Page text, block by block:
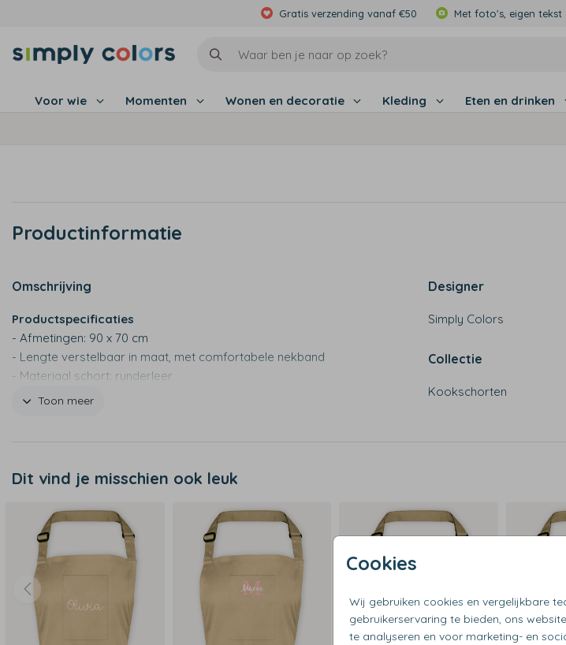
Gratis verzending vanaf €50 Met foto's, eigen
Voor wie Momenten Wonen en decoratie Kleding Eten en drinken
Cookies
Wij gebruiken cookies en vergelijkbare
gebruikerservaring te bieden, ons
te analyseren en voor marketing- en
Productinformatie
Omschrijving
Productspecificaties
- Afmetingen: 90 x 70 cm
- Lengte verstelbaar in maat, met comfortabele nekband
- Materiaal schort: runderleer
- Materiaal riemen en banden: buffelleer
Toon meer
Designer
Simply Colors
Collectie
Kookschorten
Dit vind je misschien ook leuk